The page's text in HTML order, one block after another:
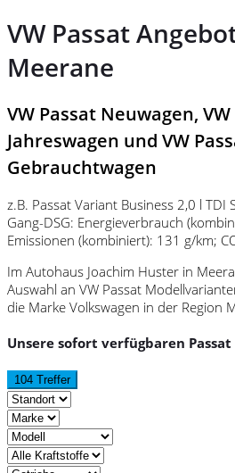
VW Passat
Meerane
VW Passat Neuwagen,
Jahreswagen und VW
Gebrauchtwagen
z.B. Passat Variant Business 2,0 l TDI
Gang-DSG: Energieverbrauch
Emissionen (kombiniert): 131 g/km;
Im Autohaus Joachim Huster in
Auswahl an VW Passat
die Marke Volkswagen in der Region
Unsere sofort verfügbaren
104 Treffer